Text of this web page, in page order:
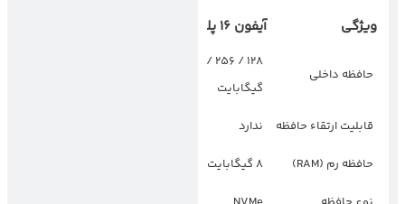
ویژگی آیفون 16 پلاس
حافظه داخلی
گیگابایت
قابلیت ارتقاء حافظه ندارد
حافظه رم (RAM) 8 گیگابایت